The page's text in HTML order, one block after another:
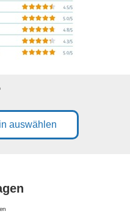
auswählen